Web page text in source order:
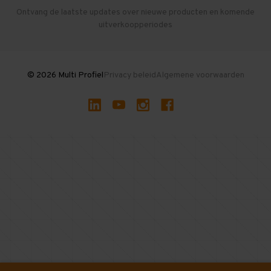
Gebruikte entresolvloeren
Ontvang de laatste updates over nieuwe producten en komende
uitverkoopperiodes
© 2026 Multi ProfielPrivacy beleidAlgemene voorwaarden